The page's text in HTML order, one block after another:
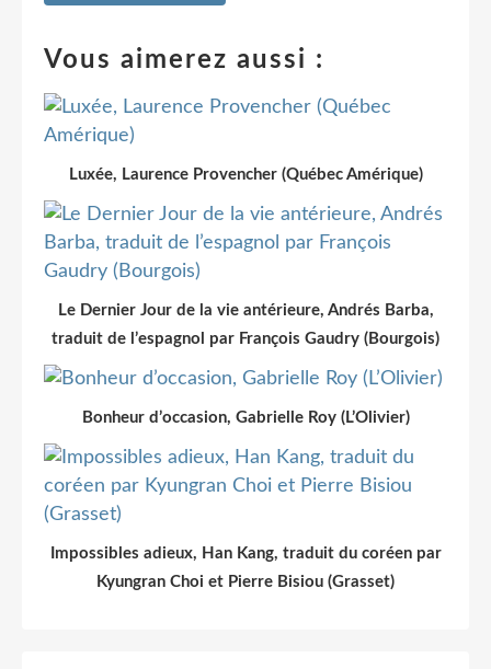
Vous aimerez aussi :
Luxée, Laurence Provencher (Québec Amérique)
Le Dernier Jour de la vie antérieure, Andrés Barba,
traduit de l’espagnol par François Gaudry (Bourgois)
Bonheur d’occasion, Gabrielle Roy (L’Olivier)
Impossibles adieux, Han Kang, traduit du coréen par
Kyungran Choi et Pierre Bisiou (Grasset)